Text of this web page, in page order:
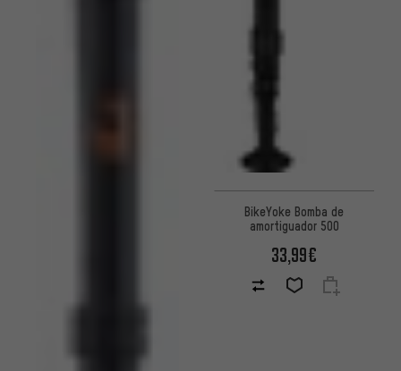
BikeYoke Bomba de
amortiguador 500
33,99€